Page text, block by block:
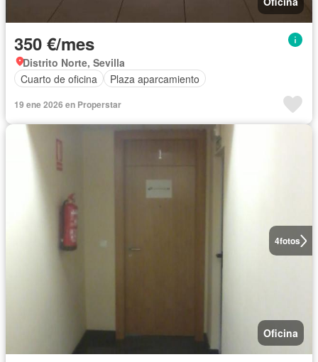
350 €/mes
Distrito Norte, Sevilla
Cuarto de oficina
Plaza aparcamiento
19 ene 2026 en Properstar
4fotos
Oficina